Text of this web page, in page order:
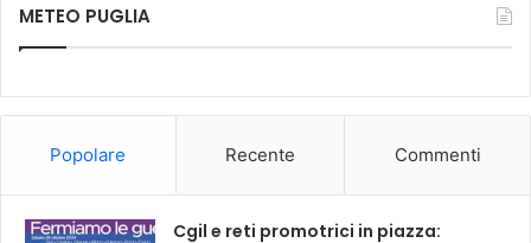
k
METEO PUGLIA
Popolare Recente Commenti
Cgil e reti promotrici in piazza: